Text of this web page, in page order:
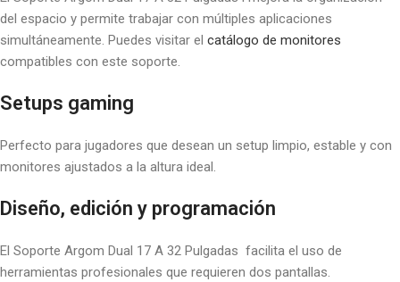
del espacio y permite trabajar con múltiples aplicaciones
simultáneamente. Puedes visitar el catálogo de monitores
compatibles con este soporte.
Setups gaming
Perfecto para jugadores que desean un setup limpio, estable y con
monitores ajustados a la altura ideal.
Diseño, edición y programación
El Soporte Argom Dual 17 A 32 Pulgadas facilita el uso de
herramientas profesionales que requieren dos pantallas.